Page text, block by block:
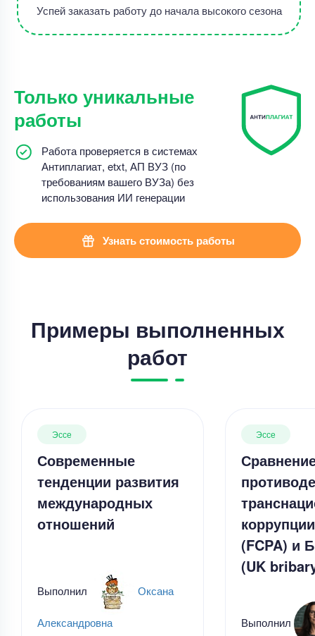
Успей заказать работу до начала высокого сезона
Только уникальные
работы
Работа проверяется в системах
Антиплагиат, etxt, АП ВУЗ (по
требованиям вашего ВУЗа) без
использования ИИ генерации
Узнать стоимость работы
Примеры выполненных
работ
Эссе
Современные
тенденции развития
международных
отношений
Выполнил Оксана
Александровна
Эссе
(FCPA) и
(UK
Выполнил
Эссе – любовь как форма познания себя и мира